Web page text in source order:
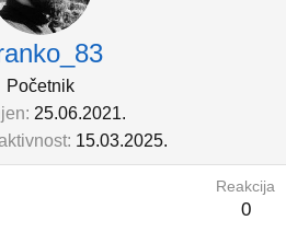
Početnik
25.06.2021.
15.03.2025.
Reakcija
0